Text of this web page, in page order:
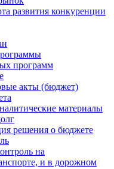
развития конкуренции
программ
акты (бюджет)
материалы
решения о бюджете
на
и в дорожном